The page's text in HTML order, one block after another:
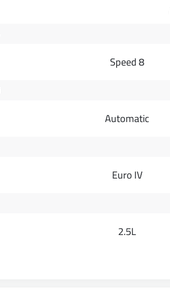
8 Speed
Automatic
Euro IV
2.5L